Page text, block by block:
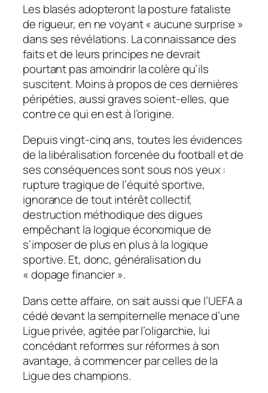
Les blasés adopteront la posture fataliste
de rigueur, en ne voyant « aucune surprise »
dans ses révélations. La connaissance des
faits et de leurs principes ne devrait
pourtant pas amoindrir la colère qu’ils
suscitent. Moins à propos de ces dernières
péripéties, aussi graves soient-elles, que
contre ce qui en est à l’origine.
Depuis vingt-cinq ans, toutes les évidences
de la libéralisation forcenée du football et de
ses conséquences sont sous nos yeux :
rupture tragique de l’équité sportive,
ignorance de tout intérêt collectif,
destruction méthodique des digues
empêchant la logique économique de
s’imposer de plus en plus à la logique
sportive. Et, donc, généralisation du
« dopage financier ».
Dans cette affaire, on sait aussi que l’UEFA a
cédé devant la sempiternelle menace d’une
Ligue privée, agitée par l’oligarchie, lui
concédant reformes sur réformes à son
avantage, à commencer par celles de la
Ligue des champions.